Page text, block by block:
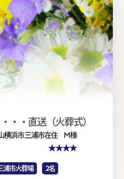
・・直送（火葬式）
横浜市三浦市在住 M 様
★★★★
浦市火葬場 2名